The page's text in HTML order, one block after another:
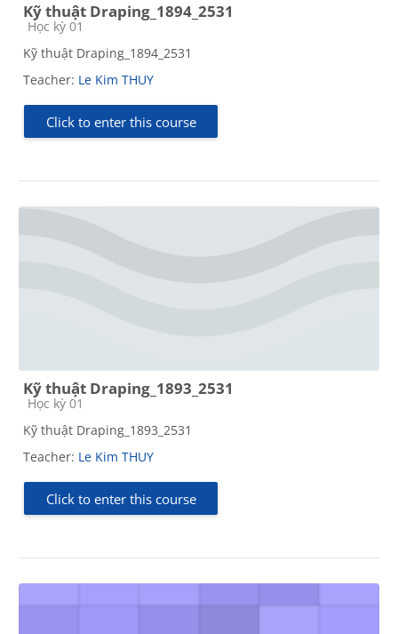
Kỹ thuật Draping_1894_2531
Course category
Học kỳ 01
Kỹ thuật Draping_1894_2531
Teacher: Le Kim THUY
Click to enter this course
Kỹ thuật Draping_1893_2531
Course category
Học kỳ 01
Kỹ thuật Draping_1893_2531
Teacher: Le Kim THUY
Click to enter this course